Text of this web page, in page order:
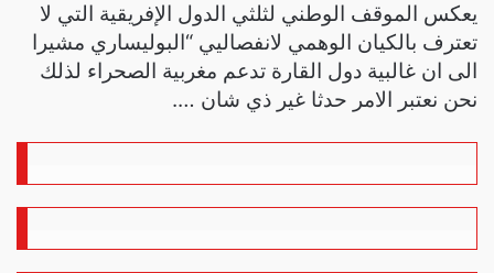
يعكس الموقف الوطني لثلثي الدول الإفريقية التي لا
تعترف بالكيان الوهمي لانفصاليي “البوليساري مشيرا
الى ان غالبية دول القارة تدعم مغربية الصحراء لذلك
نحن نعتبر الامر حدثا غير ذي شان ….